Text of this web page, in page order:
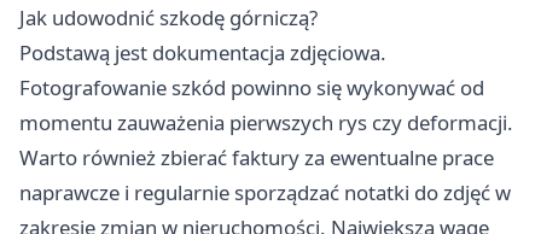
Jak udowodnić szkodę górniczą?
Podstawą jest dokumentacja zdjęciowa.
Fotografowanie szkód powinno się wykonywać od
momentu zauważenia pierwszych rys czy deformacji.
Warto również zbierać faktury za ewentualne prace
naprawcze i regularnie sporządzać notatki do zdjęć w
zakresie zmian w nieruchomości. Największą wagę